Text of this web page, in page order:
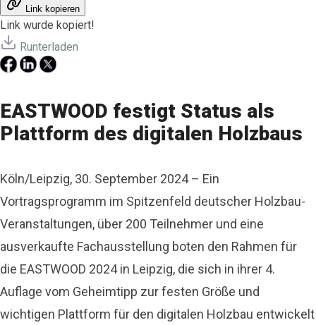
Link kopieren
Link wurde kopiert!
Runterladen
EASTWOOD festigt Status als
Plattform des digitalen Holzbaus
Köln/Leipzig, 30. September 2024 – Ein
Vortragsprogramm im Spitzenfeld deutscher Holzbau-
Veranstaltungen, über 200 Teilnehmer und eine
ausverkaufte Fachausstellung boten den Rahmen für
die EASTWOOD 2024 in Leipzig, die sich in ihrer 4.
Auflage vom Geheimtipp zur festen Größe und
wichtigen Plattform für den digitalen Holzbau entwickelt